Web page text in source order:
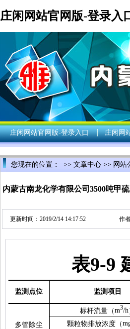
庄闲网站官网版-登录入
庄闲网站官网版-登录入口 庄闲网
您现在的位置： >> 文章中心 >> 网站
内蒙古南龙化学有限公司3500吨甲
更新时间：2019/2/14 14:17:52 作
表9-9
监测点位 监测项目
多管除尘
标杆流量（m3/h
颗粒物排放浓度（